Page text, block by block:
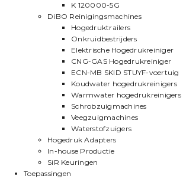
K 120000-5G
DiBO Reinigingsmachines
Hogedruktrailers
Onkruidbestrijders
Elektrische Hogedrukreiniger
CNG-GAS Hogedrukreiniger
ECN-MB SKID STUYF-voertuig
Koudwater hogedrukreinigers
Warmwater hogedrukreinigers
Schrobzuigmachines
Veegzuigmachines
Waterstofzuigers
Hogedruk Adapters
In-house Productie
SiR Keuringen
Toepassingen